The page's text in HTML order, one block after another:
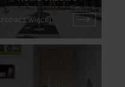
zobacz więcej